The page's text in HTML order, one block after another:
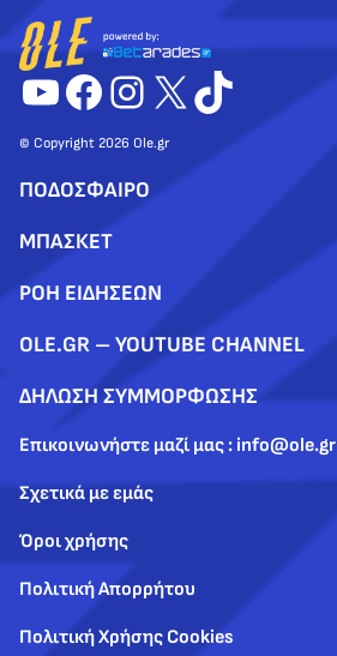
YouTube
Facebook
Instagram
X TikTok
© Copyright 2026 Ole.gr
ΠΟΔΟΣΦΑΙΡΟ
ΜΠΑΣΚΕΤ
ΡΟΗ ΕΙΔΗΣΕΩΝ
OLE.GR – YOUTUBE CHANNEL
ΔΗΛΩΣΗ ΣΥΜΜΟΡΦΩΣΗΣ
Επικοινωνήστε μαζί μας : info@ole.gr
Σχετικά με εμάς
Όροι χρήσης
Πολιτική Απορρήτου
Πολιτική Χρήσης Cookies